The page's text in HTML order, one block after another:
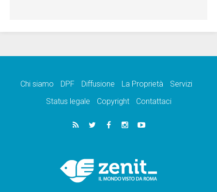
Chi siamo DPF Diffusione La Proprietà
Servizi
Status legale
Copyright Contattaci